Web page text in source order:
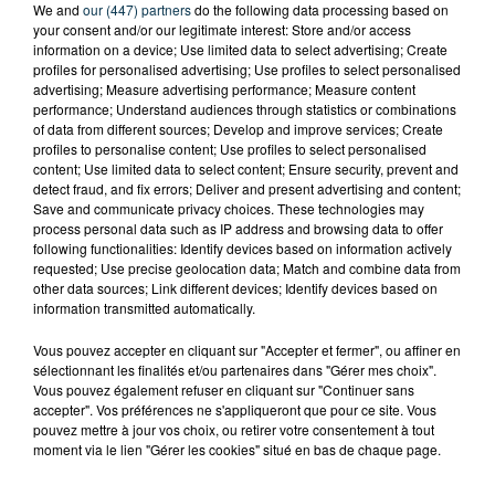
TITRES DIFFUSÉS
6h04
6h04
We and our (447) partnersdo the following data processing based on
your consent and/or our legitimate interest: Store and/or access
information on a device; Use limited data to select advertising; Create
profiles for personalised advertising; Use profiles to select personalised
advertising; Measure advertising performance; Measure content
performance; Understand audiences through statistics or combinations
of data from different sources; Develop and improve services; Create
profiles to personalise content; Use profiles to select personalised
content; Use limited data to select content; Ensure security, prevent and
detect fraud, and fix errors; Deliver and present advertising and content;
Save and communicate privacy choices. These technologies may
process personal data such as IP address and browsing data to offer
following functionalities: Identify devices based on information actively
requested; Use precise geolocation data; Match and combine data from
other data sources; Link different devices; Identify devices based on
information transmitted automatically.
Vous pouvez accepter en cliquant sur "Accepter et fermer", ou affiner en
sélectionnant les finalités et/ou partenaires dans "Gérer mes choix".
Vous pouvez également refuser en cliquant sur "Continuer sans
accepter". Vos préférences ne s'appliqueront que pour ce site. Vous
pouvez mettre à jour vos choix, ou retirer votre consentement à tout
moment via le lien "Gérer les cookies" situé en bas de chaque page.